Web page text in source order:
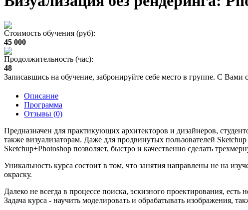
Стоимость обучения (руб):
45 000
Продолжительность (час):
48
Записавшись на обучение, забронируйте себе место в группе. С Вами
Описание
Программа
Отзывы (0)
Предназначен для практикующих архитекторов и дизайнеров,
также визуализаторам. Даже для продвинутых пользователей
Sketchup+Photoshop позволяет, быстро и качественно сделать
Уникальность курса состоит в том, что занятия направлены не на
окраску.
Далеко не всегда в процессе поиска, эскизного проектирования,
Задача курса - научить моделировать и обрабатывать изображения,